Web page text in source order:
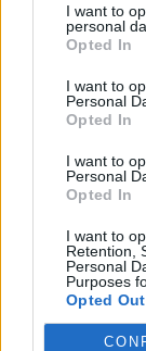
I want to
personal
Opted In
I want to
Personal
Opted In
I want to
Personal
Opted In
I want to
Retention,
Personal
Purposes
Opted Out
Έγκριση
ΕΙΣΗΓΗΤΗΣ:
Γιαννακούρας.
Έγκριση
ΕΙΣΗΓΗΤΡΙΑ: